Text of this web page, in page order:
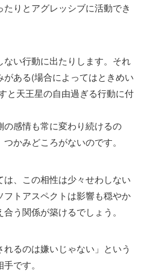
りとアグレッシブに活動でき
い行動に出たりします。それ
ある(場合によってはときめい
と天王星の自由過ぎる行動に付
感情も常に変わり続けるの
かみどころがないのです。
、この相性は少々せわしない
トアスペクトは影響も穏やか
う関係が築けるでしょう。
るのは嫌いじゃない」という
です。